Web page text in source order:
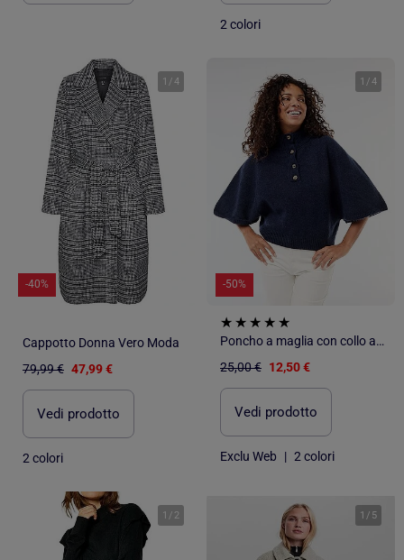
2 colori
1 /4
-40%
Cappotto Donna Vero Moda
79,99 € 47,99 €
Vedi prodotto
2 colori
1 /4
-50%
Poncho a maglia con collo alto
25,00 € 12,50 €
Vedi prodotto
Exclu Web | 2 colori
1 / 2 1 / 5